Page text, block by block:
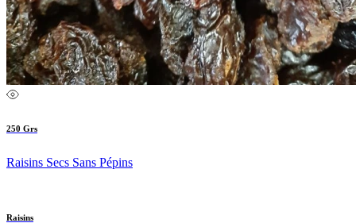
250 Grs
Raisins Secs Sans Pépins
Raisins